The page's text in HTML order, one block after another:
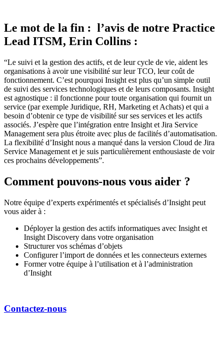
Le mot de la fin : l’avis de notre Practice
Lead ITSM, Erin Collins :
“Le suivi et la gestion des actifs, et de leur cycle de vie, aident les
organisations à avoir une visibilité sur leur TCO, leur coût de
fonctionnement. C’est pourquoi Insight est plus qu’un simple outil
de suivi des services technologiques et de leurs composants. Insight
est agnostique : il fonctionne pour toute organisation qui fournit un
service (par exemple Juridique, RH, Marketing et Achats) et qui a
besoin d’obtenir ce type de visibilité sur ses services et les actifs
associés. J’espère que l’intégration entre Insight et Jira Service
Management sera plus étroite avec plus de facilités d’automatisation.
La flexibilité d’Insight nous a manqué dans la version Cloud de Jira
Service Management et je suis particulièrement enthousiaste de voir
ces prochains développements”.
Comment pouvons-nous vous aider ?
Notre équipe d’experts expérimentés et spécialisés d’Insight peut
vous aider à :
Déployer la gestion des actifs informatiques avec Insight et
Insight Discovery dans votre organisation
Structurer vos schémas d’objets
Configurer l’import de données et les connecteurs externes
Former votre équipe à l’utilisation et à l’administration
d’Insight
Contactez-nous